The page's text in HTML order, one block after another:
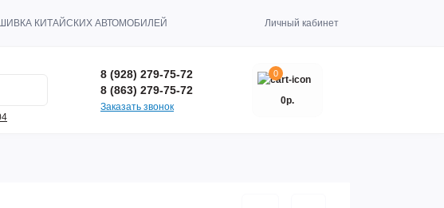
КИТАЙСКИХ АВТОМОБИЛЕЙ Личный кабинет
8 (928) 279-75-72
8 (863) 279-75-72
Заказать звонок
0
0р.